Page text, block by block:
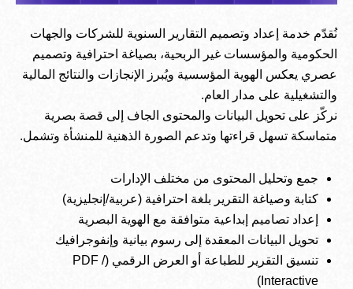
نُقدّم خدمة إعداد وتصميم التقارير السنوية للشركات والجهات
الحكومية والمؤسسات غير الربحية، بصياغة احترافية وتصميم
عصري يعكس الهوية المؤسسية ويُبرز الإنجازات والنتائج المالية
والتشغيلية على مدار العام.
نركّز على تحويل البيانات والمحتوى الجاف إلى قصة بصرية
متماسكة تسهل قراءتها وتدعم الصورة الذهنية للمنشأة وتشمل.
جمع وتحليل المحتوى من مختلف الإدارات
كتابة وصياغة التقرير بلغة احترافية (عربية/إنجليزية)
إعداد تصاميم إبداعية متوافقة مع الهوية البصرية
تحويل البيانات المعقدة إلى رسوم بيانية وإنفوجرافيك
تنسيق التقرير للطباعة أو العرض الرقمي (PDF /
Interactive)